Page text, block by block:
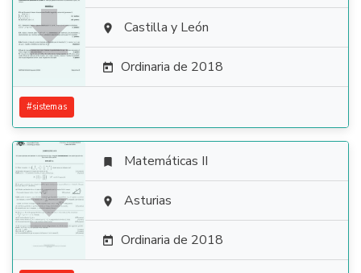
  Castilla y León
 Ordinaria de 2018
#sistemas

 Matemáticas II
 Asturias
 Ordinaria de 2018